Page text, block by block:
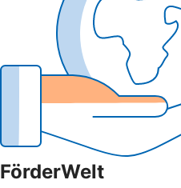
FörderWelt